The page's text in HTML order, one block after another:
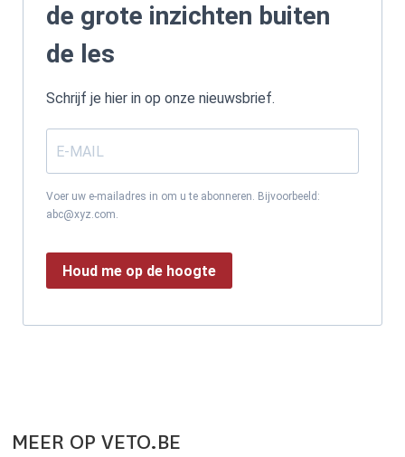
de grote inzichten buiten
de les
Schrijf je hier in op onze nieuwsbrief.
Voer uw e-mailadres in om u te abonneren. Bijvoorbeeld:
abc@xyz.com.
Houd me op de hoogte
MEER OP VETO.BE